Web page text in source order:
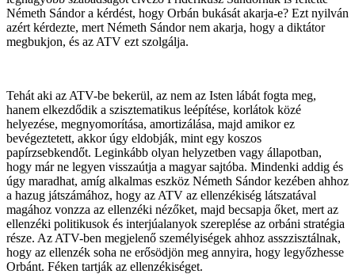
Németh Sándor a kérdést, hogy Orbán bukását akarja-e? Ezt nyilván
azért kérdezte, mert Németh Sándor nem akarja, hogy a diktátor
megbukjon, és az ATV ezt szolgálja.
Tehát aki az ATV-be bekerül, az nem az Isten lábát fogta meg,
hanem elkezdődik a szisztematikus leépítése, korlátok közé
helyezése, megnyomorítása, amortizálása, majd amikor ez
bevégeztetett, akkor úgy eldobják, mint egy koszos
papírzsebkendőt. Leginkább olyan helyzetben vagy állapotban,
hogy már ne legyen visszaútja a magyar sajtóba. Mindenki addig és
úgy maradhat, amíg alkalmas eszköz Németh Sándor kezében ahhoz
a hazug játszámához, hogy az ATV az ellenzékiség látszatával
magához vonzza az ellenzéki nézőket, majd becsapja őket, mert az
ellenzéki politikusok és interjúalanyok szereplése az orbáni stratégia
része. Az ATV-ben megjelenő személyiségek ahhoz asszzisztálnak,
hogy az ellenzék soha ne erősödjön meg annyira, hogy legyőzhesse
Orbánt. Féken tartják az ellenzékiséget.